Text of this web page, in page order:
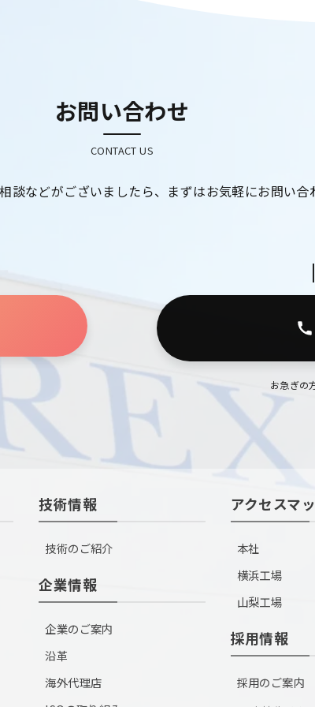
お問い合わせ
CONTACT US
談などがございましたら、まずはお気軽にお問い合
お急ぎの
技術情報
技術のご紹介
企業情報
企業のご案内
沿革
海外代理店
アクセスマ
本社
横浜工場
山梨工場
採用情報
採用のご案内